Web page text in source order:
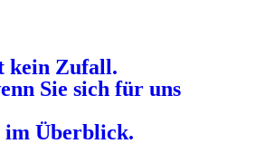
kein Zufall.
Sie sich für uns
im Überblick.